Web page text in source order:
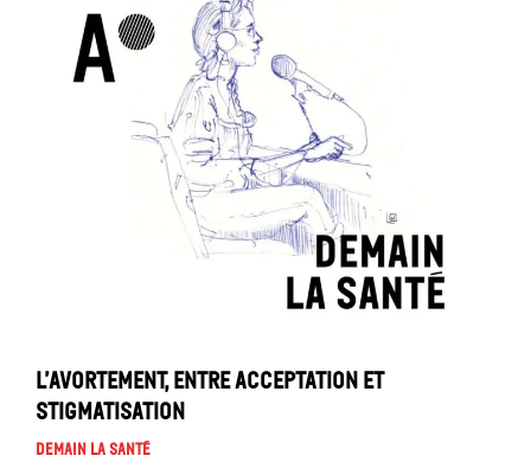
L’avortement, entre acceptation et
stigmatisation
Demain la santé